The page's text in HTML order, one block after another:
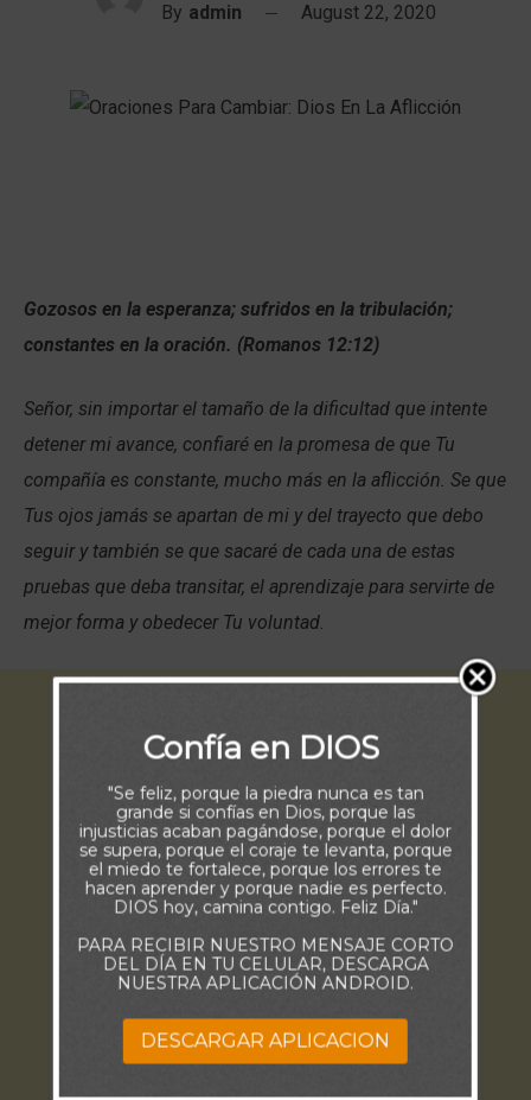
By admin August 22, 2020
Gozosos en la esperanza; sufridos en la tribulación;
constantes en la oración. (Romanos 12:12)
Señor, sin importar el tamaño de la dificultad que intente
detener mi avance, confiaré en la promesa de que Tu
compañía es constante, mucho más en la aflicción. Se que
Tus ojos jamás se apartan de mi y del trayecto que debo
seguir y también se que sacaré de cada una de estas
pruebas que deba transitar, el aprendizaje para servirte de
mejor forma y obedecer Tu voluntad.
Confía en DIOS
"Se feliz, porque la piedra nunca es tan
grande si confías en Dios, porque las
injusticias acaban pagándose, porque el dolor
se supera, porque el coraje te levanta, porque
el miedo te fortalece, porque los errores te
hacen aprender y porque nadie es perfecto.
DIOS hoy, camina contigo. Feliz Día."
PARA RECIBIR NUESTRO MENSAJE CORTO
DEL DÍA EN TU CELULAR, DESCARGA
NUESTRA APLICACIÓN ANDROID.
DESCARGAR APLICACION